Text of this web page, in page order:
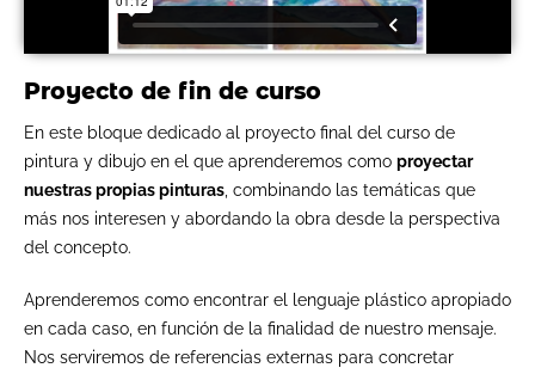
Proyecto de fin de curso
En este bloque dedicado al proyecto final del curso de
pintura y dibujo en el que aprenderemos como proyectar
nuestras propias pinturas , combinando las temáticas que
más nos interesen y abordando la obra desde la perspectiva
del concepto.
Aprenderemos como encontrar el lenguaje plástico apropiado
en cada caso, en función de la finalidad de nuestro mensaje.
Nos serviremos de referencias externas para concretar